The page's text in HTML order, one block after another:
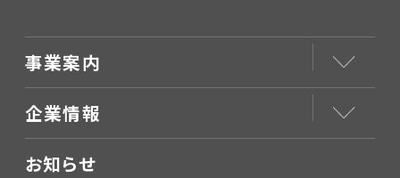
事業案内
企業情報
お知らせ